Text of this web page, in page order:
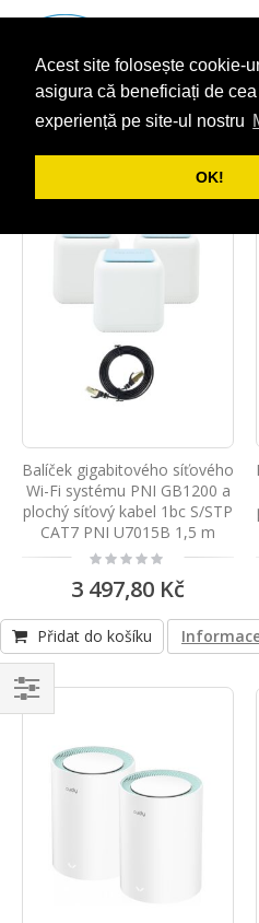
Acest site folosește cookie-
asigura că beneficiați de
experiență pe site-ul nostru
OK!
Přejít
Seřadit podle
Balíček gigabitového síťového
Wi-Fi systému PNI GB1200 a
plochý síťový kabel 1bc S/STP
CAT7 PNI U7015B 1,5 m
Rating:
0%
3 497,80 Kč
Přidat do košíku
Navigace